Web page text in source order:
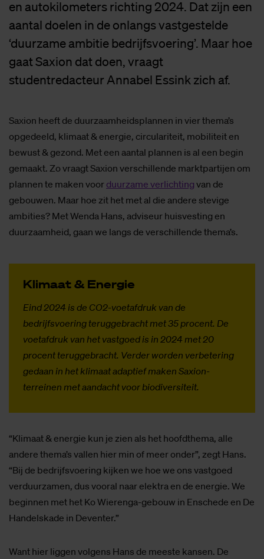
en autokilometers richting 2024. Dat zijn een
aantal doelen in de onlangs vastgestelde
‘duurzame ambitie bedrijfsvoering’. Maar hoe
gaat Saxion dat doen, vraagt
studentredacteur Annabel Essink zich af.
Saxion heeft de duurzaamheidsplannen in vier thema’s
opgedeeld, klimaat & energie, circulariteit, mobiliteit en
bewust & gezond. Met een aantal plannen is al een begin
gemaakt. Zo vraagt Saxion verschillende marktpartijen om
plannen te maken voor duurzame verlichting van de
gebouwen. Maar hoe zit het met al die andere stevige
ambities? Met Wenda Hans, adviseur huisvesting en
duurzaamheid, gaan we langs de verschillende thema’s.
Kli­maat & Ener­gie
Eind 2024 is de CO2-voetafdruk van de
bedrijfsvoering teruggebracht met 35 procent. De
voetafdruk van het vastgoed is in 2024 met 20
procent teruggebracht. Verder worden verbetering
gedaan in het klimaat adaptief maken Saxion-
terreinen met aandacht voor biodiversiteit.
“Klimaat & energie kun je zien als het hoofdthema, alle
andere thema’s vallen hier min of meer onder”, zegt Hans.
“Bij de bedrijfsvoering kijken we hoe we ons vastgoed
verduurzamen, dus vooral naar elektra en de energie. We
beginnen met het Ko Wierenga-gebouw in Enschede en De
Handelskade in Deventer.”
Want hier liggen volgens Hans de meeste kansen. De